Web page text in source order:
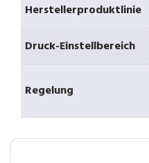
Herstellerproduktlinie
Druck-Einstellbereich
Regelung